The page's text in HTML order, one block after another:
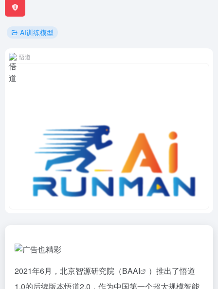
AI训练模型
悟道
2021年6月，北京智源研究院（BAAI
）推出了悟道
1.0的后续版本悟道2.0，作为中国第一个超大规模智能